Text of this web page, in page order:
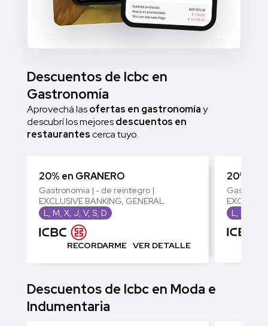
Descuentos de Icbc en
Gastronomía
Aprovechá lasofertas en gastronomíay
descubrí los mejoresdescuentos en
restaurantescerca tuyo.
20% en GRANERO
Gastronomia | - de reintegro |
EXCLUSIVE BANKING, GENERAL
L, M, X, J, V, S, D
RECORDARME VER DETALLE
20% en
L, M, X,
Descuentos de Icbc en Moda e
Indumentaria